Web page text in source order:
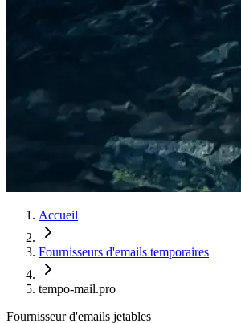
Accueil
Fournisseurs d'emails temporaires
tempo-mail.pro
Fournisseur d'emails jetables